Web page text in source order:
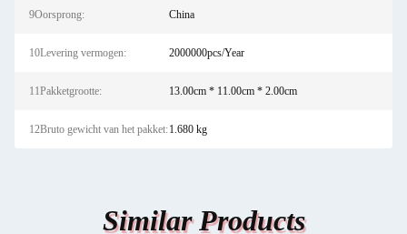
9Oorsprong: China
10Levering vermogen: 2000000pcs/Year
11Pakketgrootte: 13.00cm * 11.00cm * 2.00cm
12Bruto gewicht van het pakket:1.680 kg
Similar Products